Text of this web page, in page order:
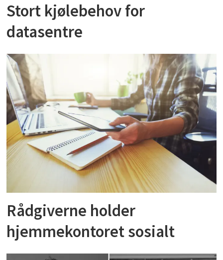
Stort kjølebehov for
datasentre
Rådgiverne holder
hjemmekontoret sosialt